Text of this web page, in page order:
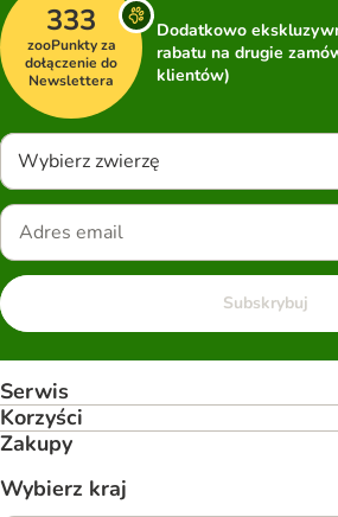
333
zooPunkty za
dołączenie do
Newslettera
Dodatkowo
rabatu na drugie
klientów)
Wybierz zwierzę
Subskrybuj
Serwis
Korzyści
Zakupy
Wybierz kraj